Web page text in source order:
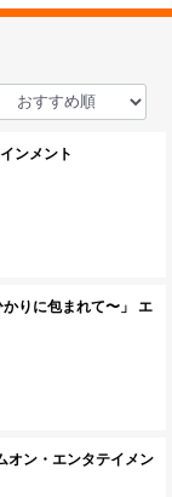
ンメント
りに包まれて〜」 エ
オン・エンタテイメン